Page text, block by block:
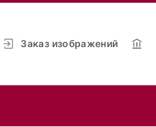
Заказ изображений